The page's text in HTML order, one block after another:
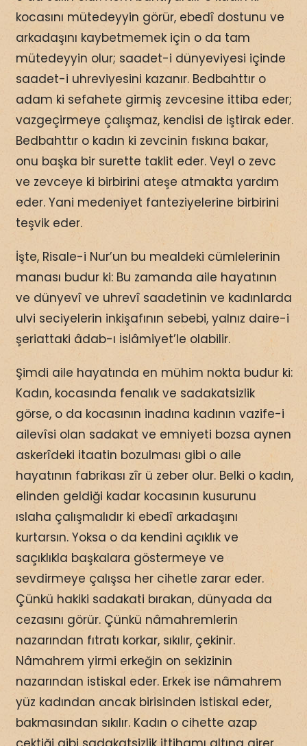
kocasını mütedeyyin görür, ebedî dostunu ve
arkadaşını kaybetmemek için o da tam
mütedeyyin olur; saadet-i dünyeviyesi içinde
saadet-i uhreviyesini kazanır. Bedbahttır o
adam ki sefahete girmiş zevcesine ittiba eder;
vazgeçirmeye çalışmaz, kendisi de iştirak eder.
Bedbahttır o kadın ki zevcinin fıskına bakar,
onu başka bir surette taklit eder. Veyl o zevc
ve zevceye ki birbirini ateşe atmakta yardım
eder. Yani medeniyet fanteziyelerine birbirini
teşvik eder.
İşte, Risale-i Nur’un bu mealdeki cümlelerinin
manası budur ki: Bu zamanda aile hayatının
ve dünyevî ve uhrevî saadetinin ve kadınlarda
ulvi seciyelerin inkişafının sebebi, yalnız daire-i
şeriattaki âdab-ı İslâmiyet’le olabilir.
Şimdi aile hayatında en mühim nokta budur ki:
Kadın, kocasında fenalık ve sadakatsizlik
görse, o da kocasının inadına kadının vazife-i
ailevîsi olan sadakat ve emniyeti bozsa aynen
askerîdeki itaatin bozulması gibi o aile
hayatının fabrikası zîr ü zeber olur. Belki o kadın,
elinden geldiği kadar kocasının kusurunu
ıslaha çalışmalıdır ki ebedî arkadaşını
kurtarsın. Yoksa o da kendini açıklık ve
saçıklıkla başkalara göstermeye ve
sevdirmeye çalışsa her cihetle zarar eder.
Çünkü hakiki sadakati bırakan, dünyada da
cezasını görür. Çünkü nâmahremlerin
nazarından fıtratı korkar, sıkılır, çekinir.
Nâmahrem yirmi erkeğin on sekizinin
nazarından istiskal eder. Erkek ise nâmahrem
yüz kadından ancak birisinden istiskal eder,
bakmasından sıkılır. Kadın o cihette azap